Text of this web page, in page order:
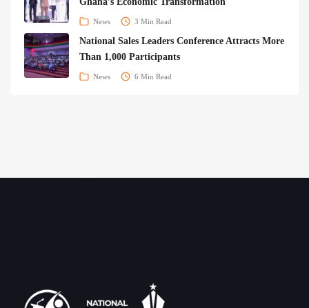
News 3 Min Read
National Sales Leaders Conference Attracts More
Than 1,000 Participants
News 6 Min Read